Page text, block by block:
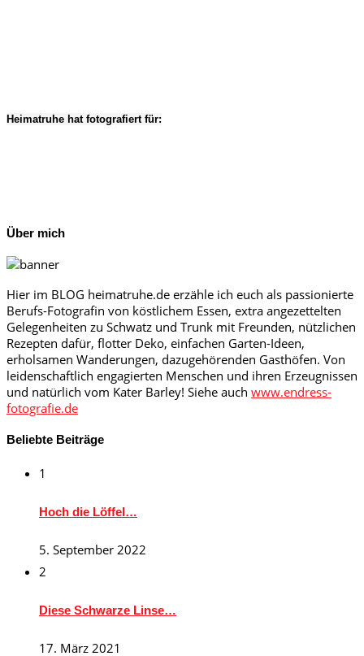
Heimatruhe hat fotografiert für:
Über mich
Hier im BLOG heimatruhe.de erzähle ich euch als passionierte
Berufs-Fotografin von köstlichem Essen, extra angezettelten
Gelegenheiten zu Schwatz und Trunk mit Freunden, nützlichen
Rezepten dafür, flotter Deko, einfachen Garten-Ideen,
erholsamen Wanderungen, dazugehörenden Gasthöfen. Von
leidenschaftlich engagierten Menschen und ihren Erzeugnissen
und natürlich vom Kater Barley! Siehe auch www.endress-
fotografie.de
Beliebte Beiträge
1
Hoch die Löffel…
5. September 2022
2
Diese Schwarze Linse…
17. März 2021